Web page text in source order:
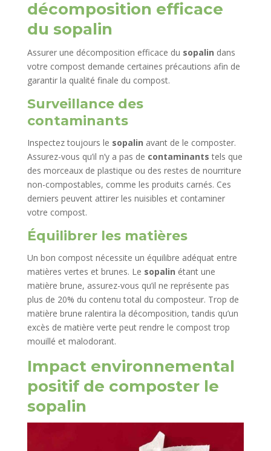
décomposition efficace
du sopalin
Assurer une décomposition efficace du sopalin dans
votre compost demande certaines précautions afin de
garantir la qualité finale du compost.
Surveillance des
contaminants
Inspectez toujours le sopalin avant de le composter.
Assurez-vous qu’il n’y a pas de contaminants tels que
des morceaux de plastique ou des restes de nourriture
non-compostables, comme les produits carnés. Ces
derniers peuvent attirer les nuisibles et contaminer
votre compost.
Équilibrer les matières
Un bon compost nécessite un équilibre adéquat entre
matières vertes et brunes. Le sopalin étant une
matière brune, assurez-vous qu’il ne représente pas
plus de 20% du contenu total du composteur. Trop de
matière brune ralentira la décomposition, tandis qu’un
excès de matière verte peut rendre le compost trop
mouillé et malodorant.
Impact environnemental
positif de composter le
sopalin